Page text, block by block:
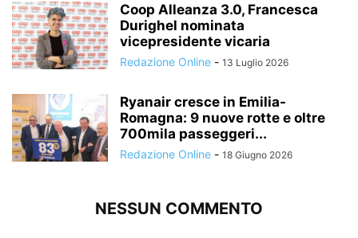
Coop Alleanza 3.0, Francesca
Durighel nominata
vicepresidente vicaria
Redazione Online - 13 Luglio 2026
Ryanair cresce in Emilia-
Romagna: 9 nuove rotte e oltre
700mila passeggeri...
Redazione Online - 18 Giugno 2026
NESSUN COMMENTO